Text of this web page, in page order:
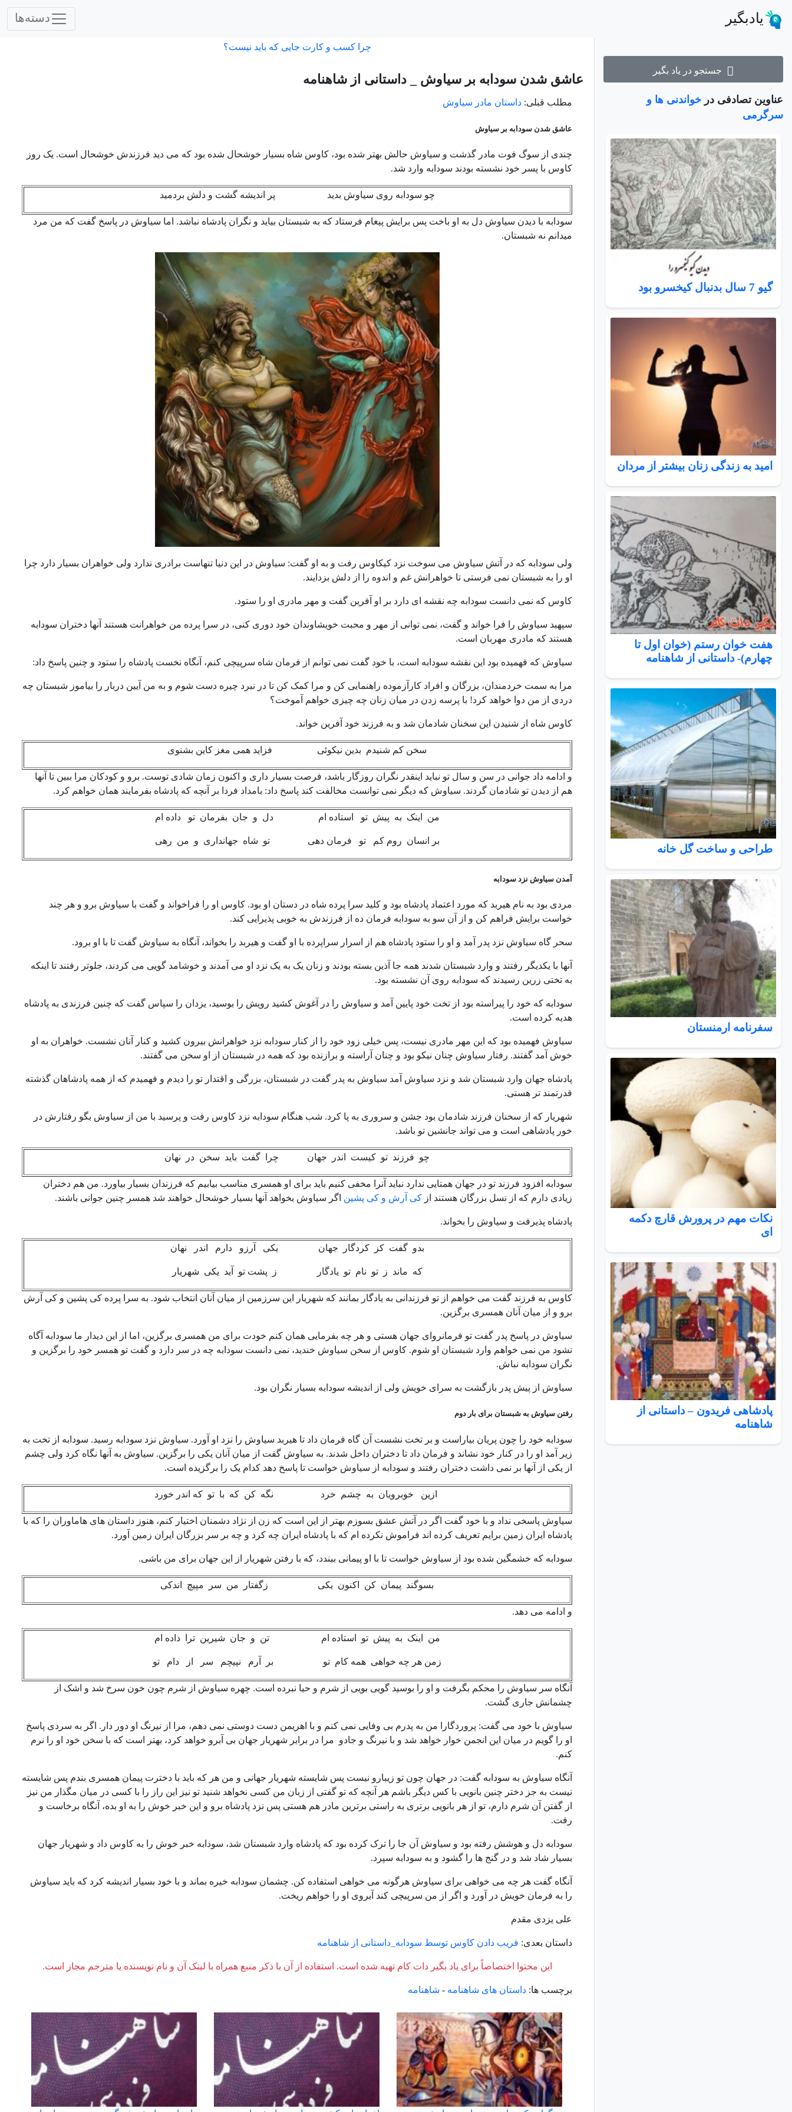
یادبگیر دسته‌ها
جستجو در یاد بگیر
عناوین تصادفی در خواندنی ها و
سرگرمی
گیو 7 سال بدنبال کیخسرو بود
امید به زندگی زنان بیشتر از مردان
هفت خوان رستم (خوان اول تا
چهارم)- داستانی از شاهنامه
طراحی و ساخت گل خانه
سفرنامه ارمنستان
نکات مهم در پرورش قارچ دکمه
ای
پادشاهی فریدون – داستانی از
شاهنامه
چرا کسب و کارت جایی که باید نیست؟
عاشق شدن سودابه بر سیاوش _ داستانی از شاهنامه
مطلب قبلی: داستان مادر سیاوش
عاشق شدن سودابه بر سیاوش
چندی از سوگ فوت مادر گذشت و سیاوش حالش بهتر شده بود، کاوس شاه بسیار خوشحال شده بود که می دید فرزندش خوشحال است. یک روز
کاوس با پسر خود نشسته بودند سودابه وارد شد.
چو سودابه روی سیاوش بدید پر اندیشه گشت و دلش بردمید
سودابه با دیدن سیاوش دل به او باخت پس برایش پیغام فرستاد که به شبستان بیاید و نگران پادشاه نباشد. اما سیاوش در پاسخ گفت که من مرد
میدانم نه شبستان.
ولی سودابه که در آتش سیاوش می سوخت نزد کیکاوس رفت و به او گفت: سیاوش در این دنیا تنهاست برادری ندارد ولی خواهران بسیار دارد چرا
او را به شبستان نمی فرستی تا خواهرانش غم و اندوه را از دلش بزدایند.
کاوس که نمی دانست سودابه چه نقشه ای دارد بر او آفرین گفت و مهر مادری او را ستود.
سپهبد سیاوش را فرا خواند و گفت، نمی توانی از مهر و محبت خویشاوندان خود دوری کنی، در سرا پرده من خواهرانت هستند آنها دختران سودابه
هستند که مادری مهربان است.
سیاوش که فهمیده بود این نقشه سودابه است، با خود گفت نمی توانم از فرمان شاه سرپیچی کنم، آنگاه نخست پادشاه را ستود و چنین پاسخ داد:
مرا به سمت خردمندان، بزرگان و افراد کارآزموده راهنمایی کن و مرا کمک کن تا در نبرد چیره دست شوم و به من آیین دربار را بیاموز شبستان چه
دردی از من دوا خواهد کرد! با پرسه زدن در میان زنان چه چیزی خواهم آموخت؟
کاوس شاه از شنیدن این سخنان شادمان شد و به فرزند خود آفرین خواند.
سخن کم شنیدم بدین نیکوئی فزاید همی مغز کاین بشنوی
و ادامه داد جوانی در سن و سال تو نباید اینقدر نگران روزگار باشد، فرصت بسیار داری و اکنون زمان شادی توست. برو و کودکان مرا ببین تا آنها
هم از دیدن تو شادمان گردند. سیاوش که دیگر نمی توانست مخالفت کند پاسخ داد: بامداد فردا بر آنچه که پادشاه بفرمایند همان خواهم کرد.
من اینک به پیش تو استاده ام دل و جان بفرمان تو داده ام
بر انسان روم کم تو فرمان دهی تو شاه جهانداری و من رهی
آمدن سیاوش نزد سودابه
مردی بود به نام هیربد که مورد اعتماد پادشاه بود و کلید سرا پرده شاه در دستان او بود. کاوس او را فراخواند و گفت با سیاوش برو و هر چند
خواست برایش فراهم کن و از آن سو به سودابه فرمان ده از فرزندش به خوبی پذیرایی کند.
سحر گاه سیاوش نزد پدر آمد و او را ستود پادشاه هم از اسرار سراپرده با او گفت و هیربد را بخواند، آنگاه به سیاوش گفت تا با او برود.
آنها با یکدیگر رفتند و وارد شبستان شدند همه جا آذین بسته بودند و زنان یک به یک نزد او می آمدند و خوشامد گویی می کردند، جلوتر رفتند تا اینکه
به تختی زرین رسیدند که سودابه روی آن نشسته بود.
سودابه که خود را پیراسته بود از تخت خود پایین آمد و سیاوش را در آغوش کشید رویش را بوسید، یزدان را سپاس گفت که چنین فرزندی به پادشاه
هدیه کرده است.
سیاوش فهمیده بود که این مهر مادری نیست، پس خیلی زود خود را از کنار سودابه نزد خواهرانش بیرون کشید و کنار آنان نشست. خواهران به او
خوش آمد گفتند. رفتار سیاوش چنان نیکو بود و چنان آراسته و برازنده بود که همه در شبستان از او سخن می گفتند.
پادشاه جهان وارد شبستان شد و نزد سیاوش آمد سیاوش به پدر گفت در شبستان، بزرگی و اقتدار تو را دیدم و فهمیدم که از همه پادشاهان گذشته
قدرتمند تر هستی.
شهریار که از سخنان فرزند شادمان بود جشن و سروری به پا کرد. شب هنگام سودابه نزد کاوس رفت و پرسید با من از سیاوش بگو رفتارش در
خور پادشاهی است و می تواند جانشین تو باشد.
چو فرزند تو کیست اندر جهان چرا گفت باید سخن در نهان
سودابه افزود فرزند تو در جهان همتایی ندارد نباید آنرا مخفی کنیم باید برای او همسری مناسب بیابیم که فرزندان بسیار بیاورد. من هم دختران
زیادی دارم که از نسل بزرگان هستند از کی آرش و کی پشین اگر سیاوش بخواهد آنها بسیار خوشحال خواهند شد همسر چنین جوانی باشند.
پادشاه پذیرفت و سیاوش را بخواند.
بدو گفت کز کردگار جهان یکی آرزو دارم اندر نهان
که ماند ز تو نام تو یادگار ز پشت تو آید یکی شهریار
کاوس به فرزند گفت می خواهم از تو فرزندانی به یادگار بمانند که شهریار این سرزمین از میان آنان انتخاب شود. به سرا پرده کی پشین و کی آرش
برو و از میان آنان همسری برگزین.
سیاوش در پاسخ پدر گفت تو فرمانروای جهان هستی و هر چه بفرمایی همان کنم خودت برای من همسری برگزین، اما از این دیدار ما سودابه آگاه
نشود من نمی خواهم وارد شبستان او شوم. کاوس از سخن سیاوش خندید، نمی دانست سودابه چه در سر دارد و گفت تو همسر خود را برگزین و
نگران سودابه نباش.
سیاوش از پیش پدر بازگشت به سرای خویش ولی از اندیشه سودابه بسیار نگران بود.
رفتن سیاوش به شبستان برای بار دوم
سودابه خود را چون پریان بیاراست و بر تخت نشست آن گاه فرمان داد تا هیربد سیاوش را نزد او آورد. سیاوش نزد سودابه رسید. سودابه از تخت به
زیر آمد او را در کنار خود نشاند و فرمان داد تا دختران داخل شدند. به سیاوش گفت از میان آنان یکی را برگزین. سیاوش به آنها نگاه کرد ولی چشم
از یکی از آنها بر نمی داشت دختران رفتند و سودابه از سیاوش خواست تا پاسخ دهد کدام یک را برگزیده است.
ازین خوبرویان به چشم خرد نگه کن که با تو که اندر خورد
سیاوش پاسخی نداد و با خود گفت اگر در آتش عشق بسوزم بهتر از این است که زن از نژاد دشمنان اختیار کنم، هنوز داستان های هاماوران را که با
پادشاه ایران زمین برایم تعریف کرده اند فراموش نکرده ام که با پادشاه ایران چه کرد و چه بر سر بزرگان ایران زمین آورد.
سودابه که خشمگین شده بود از سیاوش خواست تا با او پیمانی ببندد، که با رفتن شهریار از این جهان برای من باشی.
بسوگند پیمان کن اکنون یکی زگفتار من سر مپیچ اندکی
و ادامه می دهد.
من اینک به پیش تو استاده ام تن و جان شیرین ترا داده ام
زمن هر چه خواهی همه کام تو بر آرم نپیچم سر از دام تو
آنگاه سر سیاوش را محکم بگرفت و او را بوسید گویی بویی از شرم و حیا نبرده است. چهره سیاوش از شرم چون خون سرخ شد و اشک از
چشمانش جاری گشت.
سیاوش با خود می گفت: پروردگارا من به پدرم بی وفایی نمی کنم و با اهریمن دست دوستی نمی دهم، مرا از نیرنگ او دور دار. اگر به سردی پاسخ
او را گویم در میان این انجمن خوار خواهد شد و با نیرنگ و جادو مرا در برابر شهریار جهان بی آبرو خواهد کرد، بهتر است که با سخن خود او را نرم
کنم.
آنگاه سیاوش به سودابه گفت: در جهان چون تو زیبارو نیست پس شایسته شهریار جهانی و من هر که باید با دخترت پیمان همسری بندم پس شایسته
نیست به جز دختر چنین بانویی با کس دیگر باشم هر آنچه که تو گفتی از زبان من کسی نخواهد شنید تو نیز این راز را با کسی در میان مگذار من نیز
از گفتن آن شرم دارم، تو از هر بانویی برتری به راستی برترین مادر هم هستی پس نزد پادشاه برو و این خبر خوش را به او بده، آنگاه برخاست و
رفت.
سودابه دل و هوشش رفته بود و سیاوش آن جا را ترک کرده بود که پادشاه وارد شبستان شد، سودابه خبر خوش را به کاوس داد و شهریار جهان
بسیار شاد شد و در گنج ها را گشود و به سودابه سپرد.
آنگاه گفت هر چه می خواهی برای سیاوش هرگونه می خواهی استفاده کن. چشمان سودابه خیره بماند و با خود بسیار اندیشه کرد که باید سیاوش
را به فرمان خویش در آورد و اگر از من سرپیچی کند آبروی او را خواهم ریخت.
علی یزدی مقدم
داستان بعدی: فریب دادن کاوس توسط سودابه_داستانی از شاهنامه
این محتوا اختصاصاً برای یاد بگیر دات کام تهیه شده است. استفاده از آن با ذکر منبع همراه با لینک آن و نام نویسنده یا مترجم مجاز است.
برچسب ها: داستان های شاهنامه - شاهنامه